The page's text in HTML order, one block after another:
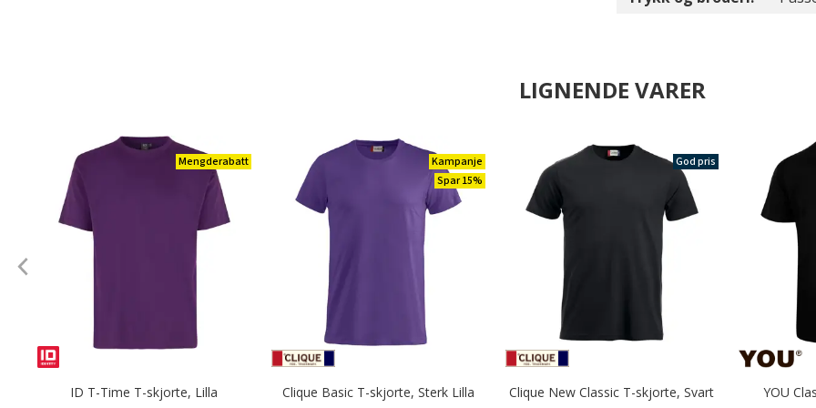
LIGNENDE VARER
Mengderabatt
ID T-Time T-skjorte, Lilla
Kampanje
Spar 15%
Clique Basic T-skjorte, Sterk Lilla
God pris
Clique New Classic T-skjorte, Svart YOU